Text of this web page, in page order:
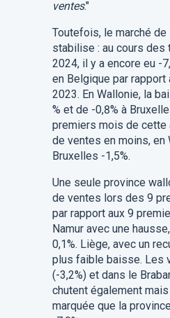
ventes."
Toutefois, le marché
stabilise : au cours
2024, il y a encore eu -
en Belgique par
2023. En Wallonie, la
% et de -0,8% à
premiers mois de cette
de ventes en moins, en
Bruxelles -1,5%.
Une seule province
de ventes lors des 9
par rapport aux 9
Namur avec une
0,1%. Liège, avec un
plus faible baisse. Les
(-3,2%) et dans le
chutent également
marquée que la